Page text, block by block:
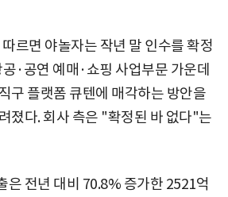
르면 야놀자는 작년 말 인수를 확정
·공연 예매·쇼핑 사업부문 가운데
구 플랫폼 큐텐에 매각하는 방안을
졌다. 회사 측은 "확정된 바 없다"는
은 전년 대비 70.8% 증가한 2521억